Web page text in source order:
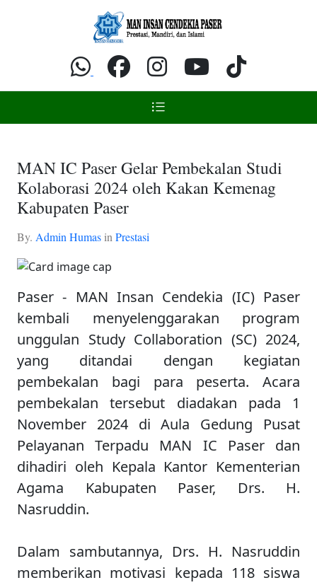
MAN IC Paser Gelar Pembekalan Studi
Kolaborasi 2024 oleh Kakan Kemenag
Kabupaten Paser
By. Admin HumasinPrestasi
Paser - MAN Insan Cendekia (IC) Paser
kembali menyelenggarakan program
unggulan Study Collaboration (SC) 2024,
yang ditandai dengan kegiatan
pembekalan bagi para peserta. Acara
pembekalan tersebut diadakan pada 1
November 2024 di Aula Gedung Pusat
Pelayanan Terpadu MAN IC Paser dan
dihadiri oleh Kepala Kantor Kementerian
Agama Kabupaten Paser, Drs. H.
Nasruddin.
Dalam sambutannya, Drs. H. Nasruddin
memberikan motivasi kepada 118 siswa